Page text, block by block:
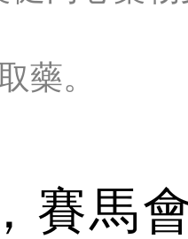
藥。
賽馬